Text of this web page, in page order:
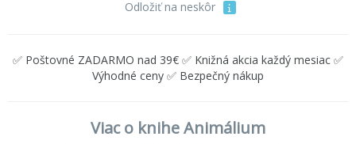
Odložiť na neskôr
✅ Poštovné ZADARMO nad 39€ ✅ Knižná akcia každý mesiac ✅
Výhodné ceny ✅ Bezpečný nákup
Viac o knihe Animálium